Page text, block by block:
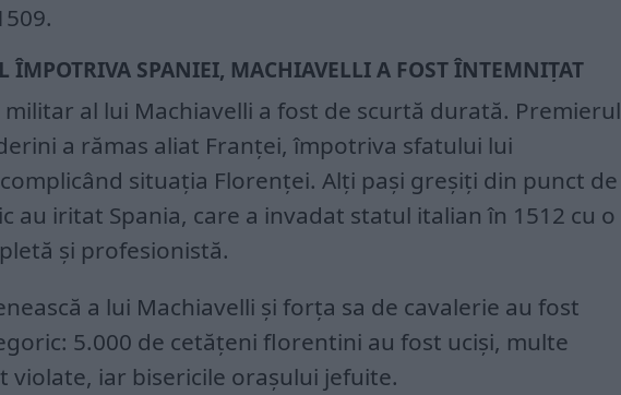
ÎMPOTRIVA SPANIEI, MACHIAVELLI A FOST ÎNTEMNIȚAT
al lui Machiavelli a fost de scurtă durată. Premierul
a rămas aliat Franței, împotriva sfatului lui
situația Florenței. Alți pași greșiți din punct de
au iritat Spania, care a invadat statul italian în 1512 cu o
și profesionistă.
a lui Machiavelli și forța sa de cavalerie au fost
5.000 de cetățeni florentini au fost uciși, multe
violate, iar bisericile orașului jefuite.